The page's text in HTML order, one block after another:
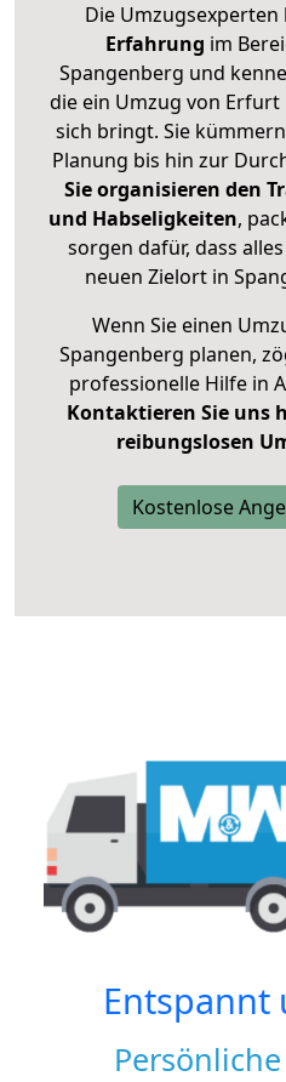
Die Umzugsexperten
Erfahrung im
Spangenberg und
die ein Umzug von
sich bringt. Sie
Planung bis hin zur
Sie organisieren den
und Habseligkeiten,
sorgen dafür, dass
neuen Zielort in
Wenn Sie einen
Spangenberg planen,
professionelle Hilfe in
Kontaktieren Sie uns
reibungslosen
Kostenlose
Entspannt